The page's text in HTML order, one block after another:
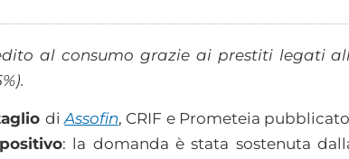
al consumo grazie ai prestiti legati
diAssofin, CRIF e Prometeia
: la domanda è stata sostenuta